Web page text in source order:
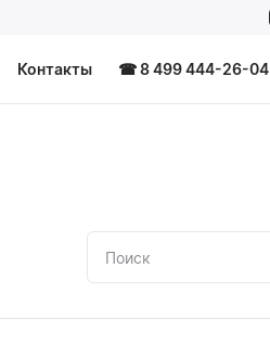
Контакты ☎ 8 499 444-26-04